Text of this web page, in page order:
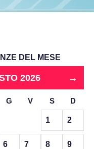
DEL MESE
2026 →
G V S D
1 2
6 7 8 9